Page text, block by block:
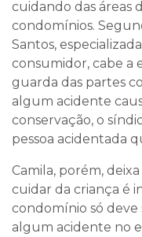
cuidando das áreas
condomínios.
Santos,
consumidor, cabe a
guarda das partes
algum acidente
conservação, o
pessoa acidentada
Camila, porém,
cuidar da criança é
condomínio só deve
algum acidente no